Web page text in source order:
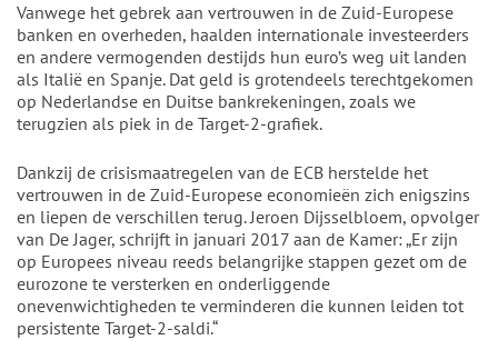
Vanwege het gebrek aan vertrouwen in de Zuid-Europese
banken en overheden, haalden internationale investeerders
en andere vermogenden destijds hun euro’s weg uit landen
als Italië en Spanje. Dat geld is grotendeels terechtgekomen
op Nederlandse en Duitse bankrekeningen, zoals we
terugzien als piek in de Target-2-grafiek.
Dankzij de crisismaatregelen van de ECB herstelde het
vertrouwen in de Zuid-Europese economieën zich enigszins
en liepen de verschillen terug. Jeroen Dijsselbloem, opvolger
van De Jager, schrijft in januari 2017 aan de Kamer: „Er zijn
op Europees niveau reeds belangrijke stappen gezet om de
eurozone te versterken en onderliggende
onevenwichtigheden te verminderen die kunnen leiden tot
persistente Target-2-saldi.“